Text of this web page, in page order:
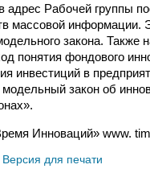
Рабочей группы
массовой информации.
закона.
понятия фондового
инвестиций в
закон об
Инноваций» www.
Версия для печати